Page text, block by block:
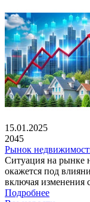
15.01.2025
2045
Рынок
Ситуация на рынке
окажется под
включая изменения
Подробнее